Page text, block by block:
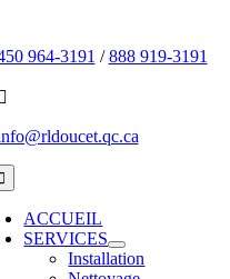
contenu
964-3191 /888 919-3191
ACCUEIL
SERVICES
Installation